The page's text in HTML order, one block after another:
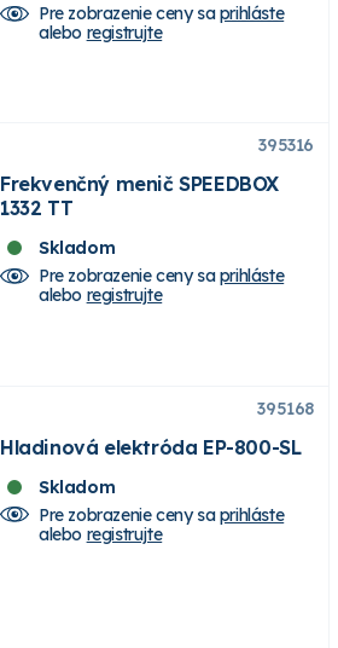
Pre zobrazenie ceny saprihláste
alebo registrujte
395316
Frekvenčný menič SPEEDBOX
1332 TT
Skladom
Pre zobrazenie ceny saprihláste
alebo registrujte
395168
Hladinová elektróda EP-800-SL
Skladom
Pre zobrazenie ceny saprihláste
alebo registrujte